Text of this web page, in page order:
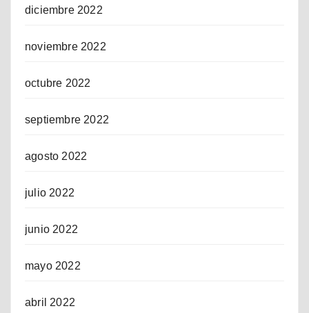
diciembre 2022
noviembre 2022
octubre 2022
septiembre 2022
agosto 2022
julio 2022
junio 2022
mayo 2022
abril 2022